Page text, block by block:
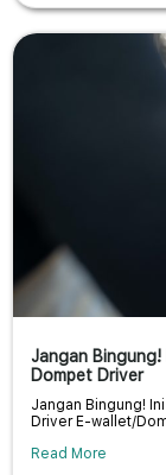
Jangan
Dompet Driver
Jangan Bingung!
Driver E-wallet/
Read More